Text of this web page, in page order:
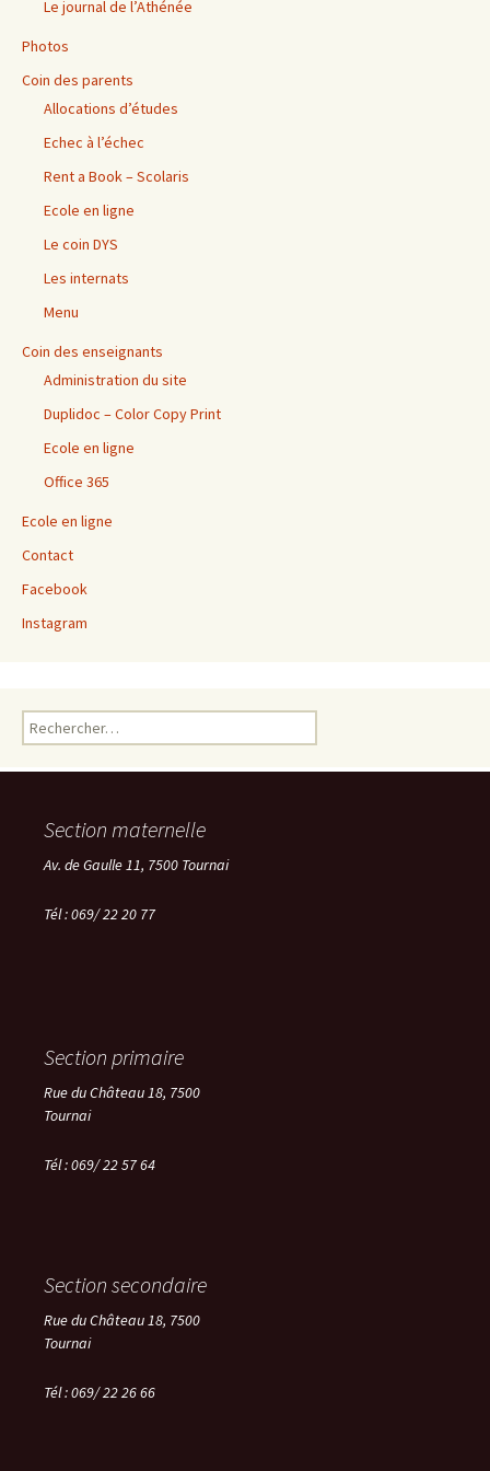
Le journal de l’Athénée
Photos
Coin des parents
Allocations d’études
Echec à l’échec
Rent a Book – Scolaris
Ecole en ligne
Le coin DYS
Les internats
Menu
Coin des enseignants
Administration du site
Duplidoc – Color Copy Print
Ecole en ligne
Office 365
Ecole en ligne
Contact
Facebook
Instagram
Rechercher :
Section maternelle
Av. de Gaulle 11, 7500 Tournai
Tél : 069/ 22 20 77
Section primaire
Rue du Château 18, 7500
Tournai
Tél : 069/ 22 57 64
Section secondaire
Rue du Château 18, 7500
Tournai
Tél :069/ 22 26 66